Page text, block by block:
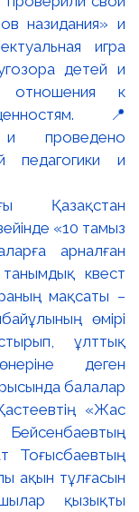
Қазақстан
«10 тамыз
арналған
квест
мақсаты –
өмірі
ұлттық
деген
балалар
«Жас
Тоғысбаевтың
ақын тұлғасын
қызықты